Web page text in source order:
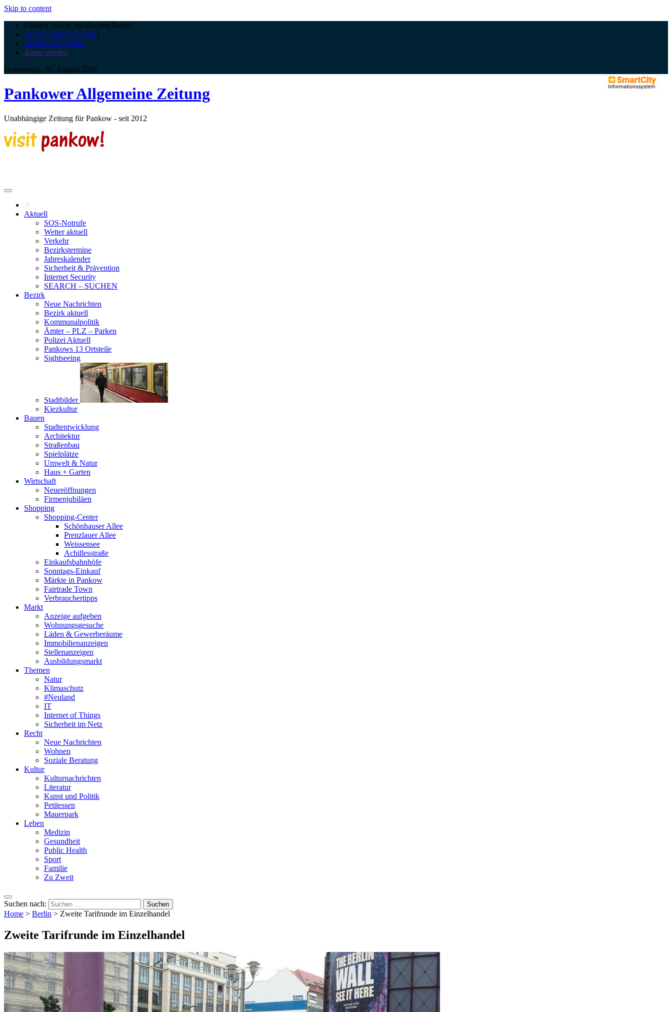
Skip to content
Einfach.SmartCity.Machen:Berlin! -
Artikel veröffentlichen |
Anzeige aufgeben |
Autor werden
Donnerstag, 06. August 2026
Pankower Allgemeine Zeitung
Unabhängige Zeitung für Pankow - seit 2012
Aktuell
SOS-Notrufe
Wetter aktuell
Verkehr
Bezirkstermine
Jahreskalender
Sicherheit & Prävention
Internet Security
SEARCH – SUCHEN
Bezirk
Neue Nachrichten
Bezirk aktuell
Kommunalpolitik
Ämter – PLZ – Parken
Polizei Aktuell
Pankows 13 Ortsteile
Sightseeing
Stadtbilder
Kiezkultur
Bauen
Stadtentwicklung
Architektur
Straßenbau
Spielplätze
Umwelt & Natur
Haus + Garten
Wirtschaft
Neueröffnungen
Firmenjubiläen
Shopping
Shopping-Center
Schönhauser Allee
Prenzlauer Allee
Weissensee
Achillesstraße
Einkaufsbahnhöfe
Sonntags-Einkauf
Märkte in Pankow
Fairtrade Town
Verbrauchertipps
Markt
Anzeige aufgeben
Wohnungsgesuche
Läden & Gewerberäume
Immobilienanzeigen
Stellenanzeigen
Ausbildungsmarkt
Themen
Natur
Klimaschutz
#Neuland
IT
Internet of Things
Sicherheit im Netz
Recht
Neue Nachrichten
Wohnen
Soziale Beratung
Kultur
Kulturnachrichten
Literatur
Kunst und Politik
Petitessen
Mauerpark
Leben
Medizin
Gesundheit
Public Health
Sport
Familie
Zu Zweit
Suchen nach:
Home > Berlin > Zweite Tarifrunde im Einzelhandel
Zweite Tarifrunde im Einzelhandel